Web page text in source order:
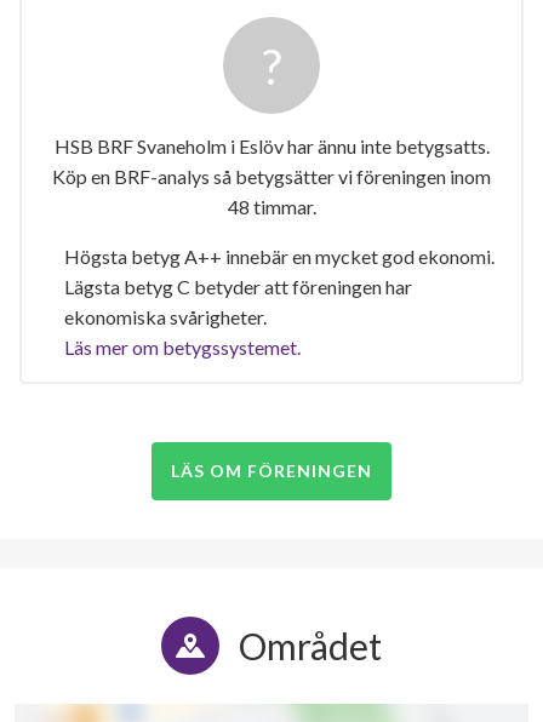
HSB BRF Svaneholm i Eslöv har ännu inte betygsatts.
Köp en BRF-analys så betygsätter vi föreningen inom
48 timmar.
Högsta betyg A++ innebär en mycket god ekonomi.
Lägsta betyg C betyder att föreningen har
ekonomiska svårigheter.
Läs mer om betygssystemet.
LÄS OM FÖRENINGEN
Området